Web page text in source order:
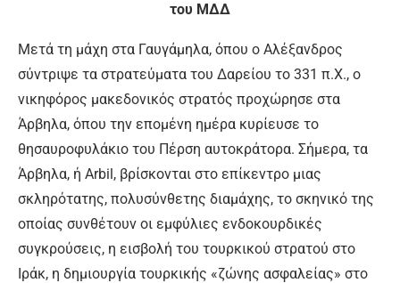
του ΜΔΔ
Μετά τη μάχη στα Γαυγάμηλα, όπου ο Αλέξανδρος
σύντριψε τα στρατεύματα του Δαρείου το 331 π.Χ., ο
νικηφόρος μακεδονικός στρατός προχώρησε στα
Άρβηλα, όπου την επομένη ημέρα κυρίευσε το
θησαυροφυλάκιο του Πέρση αυτοκράτορα. Σήμερα, τα
Άρβηλα, ή Arbil, βρίσκονται στο επίκεντρο μιας
σκληρότατης, πολυσύνθετης διαμάχης, το σκηνικό της
οποίας συνθέτουν οι εμφύλιες ενδοκουρδικές
συγκρούσεις, η εισβολή του τουρκικού στρατού στο
Ιράκ, η δημιουργία τουρκικής «ζώνης ασφαλείας» στο